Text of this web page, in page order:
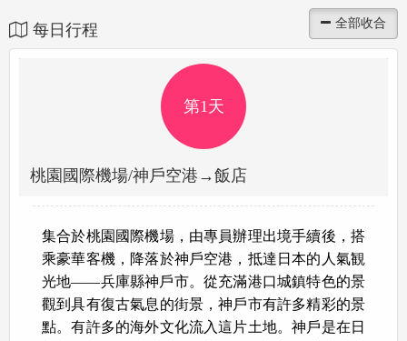
每日行程
第1天
桃園國際機場/神戶空港→飯店
集合於桃園國際機場，由專員辦理出境手續後，搭
乘豪華客機，降落於神戶空港，抵達日本的人氣観
光地――兵庫縣神戶市。從充滿港口城鎮特色的景
觀到具有復古氣息的街景，神戶市有許多精彩的景
點。有許多的海外文化流入這片土地。神戶是在日